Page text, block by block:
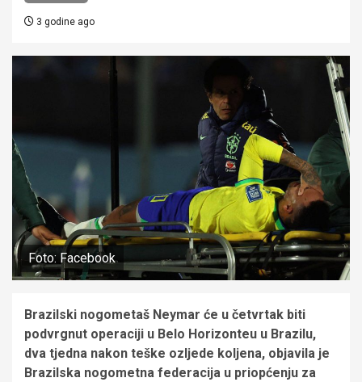
3 godine ago
Foto: Facebook
Brazilski nogometaš Neymar će u četvrtak biti
podvrgnut operaciji u Belo Horizonteu u Brazilu,
dva tjedna nakon teške ozljede koljena, objavila je
Brazilska nogometna federacija u priopćenju za